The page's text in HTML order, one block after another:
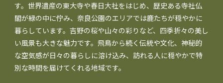
す。世界遺産の東大寺や春日大社をはじめ、歴史ある寺社仏
閣が緑の中に佇み、奈良公園のエリアでは鹿たちが穏やかに
暮らしています。吉野の桜や山々の彩りなど、四季折々の美し
い風景も大きな魅力です。飛鳥から続く伝統や文化、神秘的
な空気感が日々の暮らしに溶け込み、訪れる人に穏やかで特
別な時間を届けてくれる地域です。